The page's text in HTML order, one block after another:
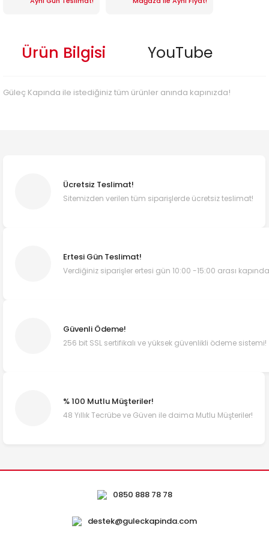
Ürün Bilgisi YouTube
Güleç Kapında ile istediğiniz tüm ürünler anında kapınızda!
Ücretsiz Teslimat!
Sitemizden verilen tüm siparişlerde ücretsiz teslimat!
Ertesi Gün Teslimat!
Verdiğiniz siparişler ertesi gün 10:00 -15:00 arası
Güvenli Ödeme!
256 bit SSL sertifikalı ve yüksek güvenlikli ödeme sistemi!
% 100 Mutlu Müşteriler!
48 Yıllık Tecrübe ve Güven ile daima Mutlu Müşteriler!
0850 888 78 78
destek@guleckapinda.com